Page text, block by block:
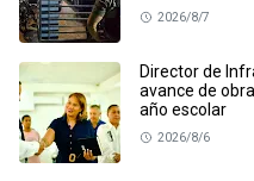
2026/8/7
Director de
avance de
año escolar
2026/8/6